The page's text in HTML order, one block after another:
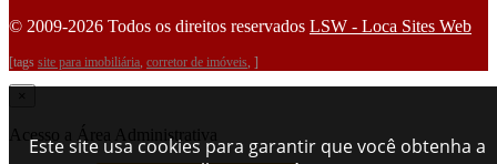
© 2009-2026 Todos os direitos reservados LSW - Loca Sites Web
[tags site para imobiliária, corretor de imóveis, ]
Acesso a Área Administrativa
Este site usa cookies para garantir que você obtenha a